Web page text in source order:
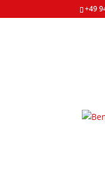
+49
Start